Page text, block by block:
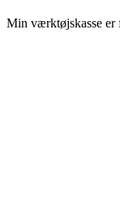
Min værktøjskasse er